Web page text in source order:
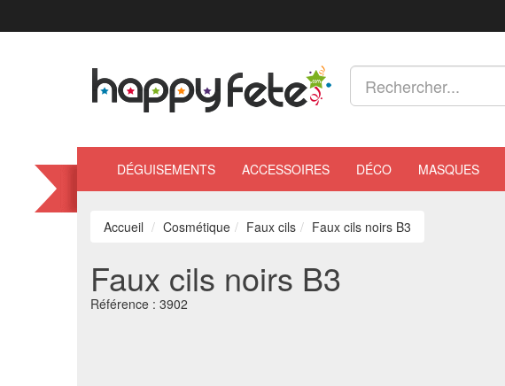
DÉGUISEMENTS ACCESSOIRES DÉCO MASQUES
Accueil Cosmétique Faux cils Faux cils noirs B3
Faux cils noirs B3
Référence : 3902